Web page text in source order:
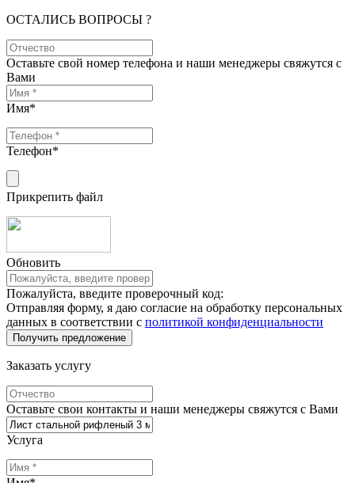
ОСТАЛИСЬ ВОПРОСЫ ?
Оставьте свой номер телефона и наши менеджеры свяжутся с
Вами
Имя*
Телефон*
Прикрепить файл
Обновить
Пожалуйста, введите проверочный код:
Отправляя форму, я даю согласие на обработку персональных
данных в соответствии с политикой конфиденциальности
Заказать услугу
Оставьте свои контакты и наши менеджеры свяжутся с Вами
Услуга